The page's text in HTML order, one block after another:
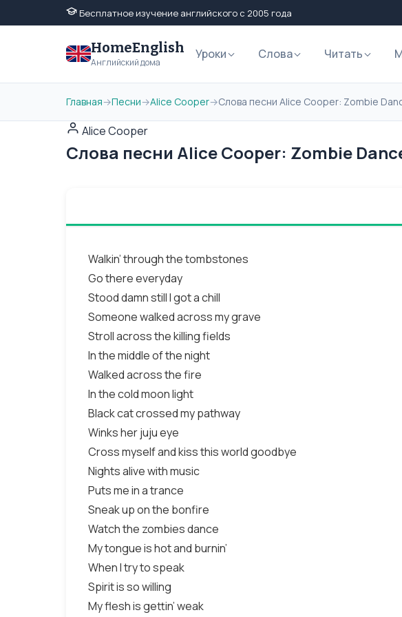
Бесплатное изучение английского с 2005 года
HomeEnglish
Английский дома
Уроки Слова Читать
Главная→Песни→Alice Cooper→Слова песни Alice Cooper: Zombie
Alice Cooper
Слова песни Alice Cooper: Zombie
Walkin’ through the tombstones
Go there everyday
Stood damn still I got a chill
Someone walked across my grave
Stroll across the killing fields
In the middle of the night
Walked across the fire
In the cold moon light
Black cat crossed my pathway
Winks her juju eye
Cross myself and kiss this world goodbye
Nights alive with music
Puts me in a trance
Sneak up on the bonfire
Watch the zombies dance
My tongue is hot and burnin’
When I try to speak
Spirit is so willing
My flesh is gettin’ weak